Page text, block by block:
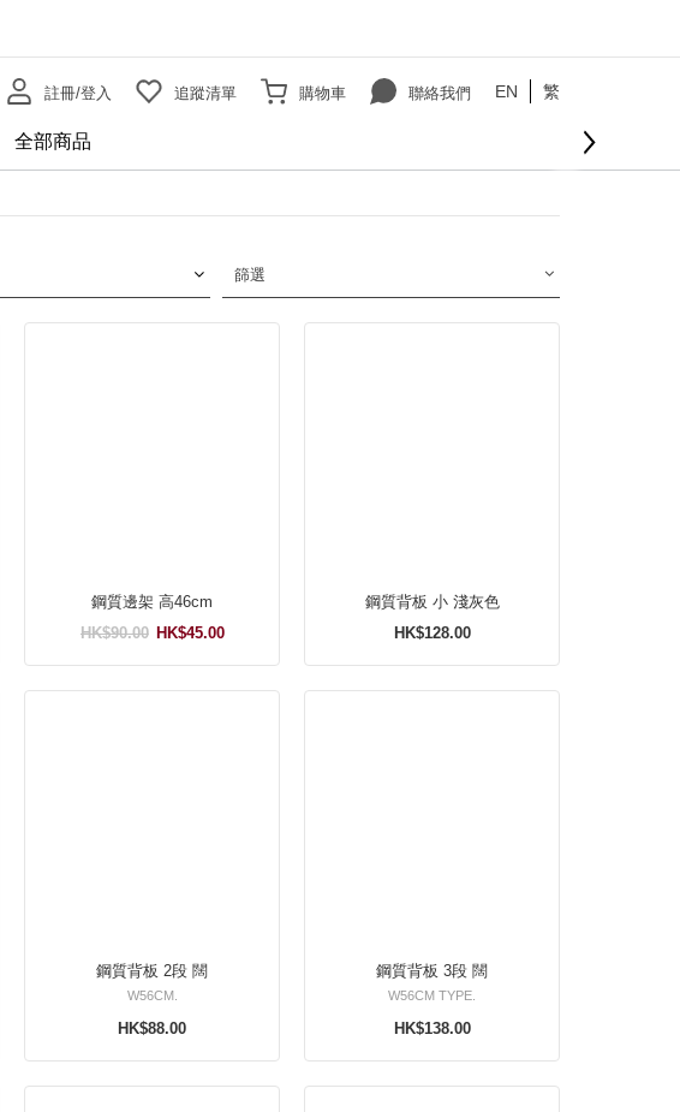
註冊/登入 追蹤清單 購物車 聯絡我們 EN 繁
全部商品
篩選
鋼質邊架 高46cm
HK$45.00
HK$90.00
鋼質背板 小 淺灰色
HK$128.00
鋼質背板 2段 闊
W56CM.
HK$88.00
鋼質背板 3段 闊
W56CM TYPE.
HK$138.00